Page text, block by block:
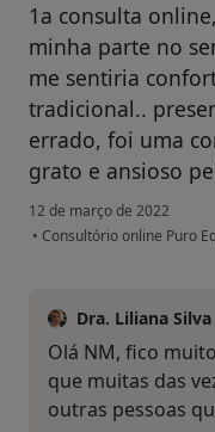
1a consulta
minha parte no
me sentiria
tradicional..
errado, foi uma
grato e ansioso
12 de março de 2022
• Consultório online Puro
Dra. Liliana Silva
Olá NM, fico
que muitas das
outras pessoas